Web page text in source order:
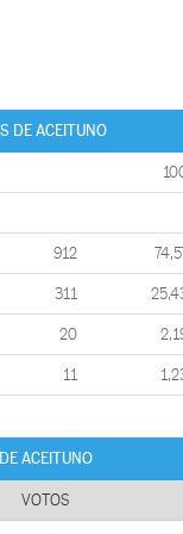
DE ACEITUNO
912
311
20
11
ACEITUNO
VOTOS